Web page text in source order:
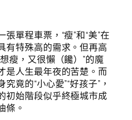
單程車票，“瘦”和“美”在
有特殊高的需求。但再高
瘦，又很懶（饞）”的魔
是人生最年夜的苦楚。而
竟的“小心愛”“好孩子”，
初始階段似乎終極城市成
條。